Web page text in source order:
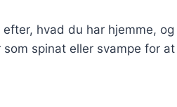
hvad du har hjemme,
spinat eller svampe for